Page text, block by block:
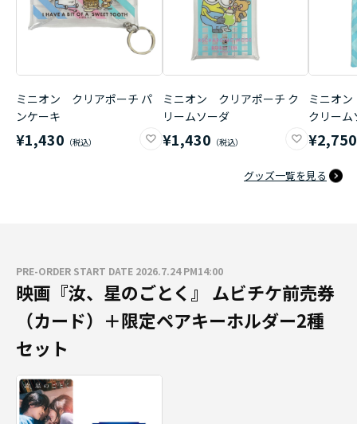
ミニオン クリアポーチ パ
ンケーキ
¥1,430
ミニオン クリアポーチ ク
リームソーダ
¥1,430
ミニオ
クリーム
¥2,750
グッズ一覧を見る
PRE-ORDER START DATE 2026.7.24 PM14:00
映画『汝、星のごとく』 ムビチケ前売券
（カード）＋限定ペアキーホルダー2種
セット